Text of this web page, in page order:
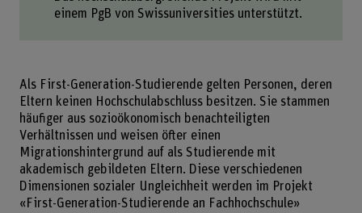
einem PgB von Swissuniversities unterstützt.
Als First-Generation-Studierende gelten Personen, deren
Eltern keinen Hochschulabschluss besitzen. Sie stammen
häufiger aus sozioökonomisch benachteiligten
Verhältnissen und weisen öfter einen
Migrationshintergrund auf als Studierende mit
akademisch gebildeten Eltern. Diese verschiedenen
Dimensionen sozialer Ungleichheit werden im Projekt
«First-Generation-Studierende an Fachhochschule»